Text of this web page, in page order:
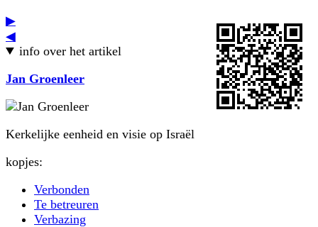
▶
◀
info over het artikel
Jan Groenleer
Kerkelijke eenheid en visie op Israël
kopjes:
Verbonden
Te betreuren
Verbazing